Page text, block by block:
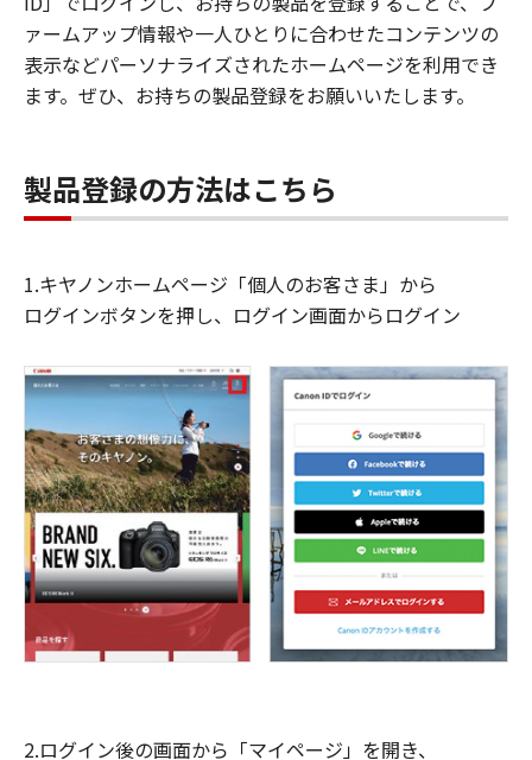
ァームアップ情報や一人ひとりに合わせたコンテンツの
表示などパーソナライズされたホームページを利用でき
ます。ぜひ、お持ちの製品登録をお願いいたします。
製品登録の方法はこちら
1.キヤノンホームページ「個人のお客さま」から
ログインボタンを押し、ログイン画面からログイン
2.ログイン後の画面から「マイページ」を開き、